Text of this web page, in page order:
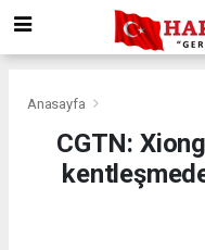
Anasayfa
CGTN: